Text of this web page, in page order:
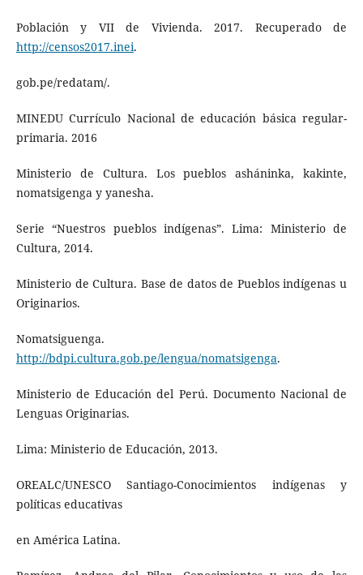
Población y VII de Vivienda. 2017. Recuperado de
http://censos2017.inei.
gob.pe/redatam/.
MINEDU Currículo Nacional de educación básica regular-
primaria. 2016
Ministerio de Cultura. Los pueblos asháninka, kakinte,
nomatsigenga y yanesha.
Serie “Nuestros pueblos indígenas”. Lima: Ministerio de
Cultura, 2014.
Ministerio de Cultura. Base de datos de Pueblos indígenas u
Originarios.
Nomatsiguenga.
http://bdpi.cultura.gob.pe/lengua/nomatsigenga.
Ministerio de Educación del Perú. Documento Nacional de
Lenguas Originarias.
Lima: Ministerio de Educación, 2013.
OREALC/UNESCO Santiago-Conocimientos indígenas y
políticas educativas
en América Latina.